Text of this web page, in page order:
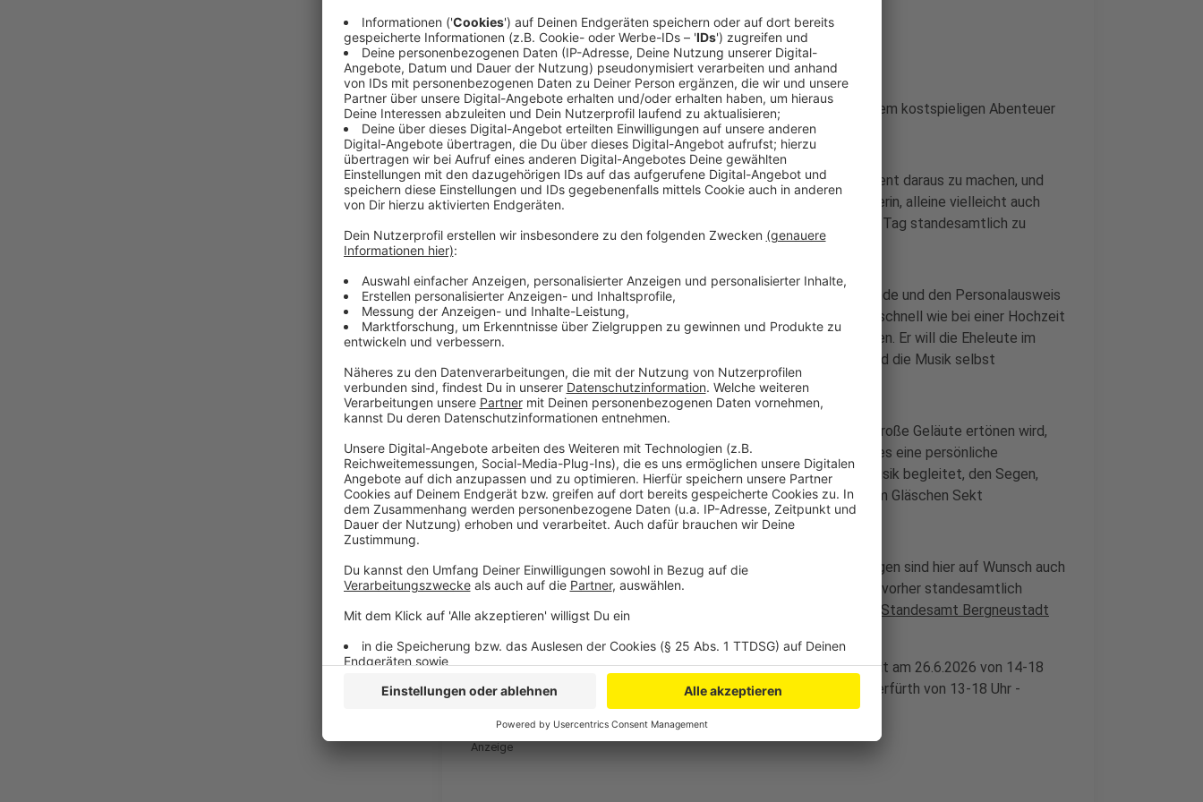
Anzeige
Damit ist die Hochzeit ein persönlicher Moment, aber ohne zu einem kostspieligen Abenteuer
zu werden, sagt Standesbeamtin Cornelia Dickmann:
Manche Paare scheuen sich halt an diesem Tag ein großes Event daraus zu machen, und
erhoffen sich dadurch dann mit ihrem Partner oder ihrer Partnerin, alleine vielleicht auch
oder mit ein wenig Gäste, hierhin zu kommen, direkt an diesem Tag standesamtlich zu
heiraten und auch dieses Angebot der Kirche wahrzunehmen.
Und wer schon standesamtlich verheiratet ist, bringt die Eheurkunde und den Personalausweis
mit und ist in 40 Minuten mit Planung und Trauung durch. Fast so schnell wie bei einer Hochzeit
in Las Vegas, aber viel persönlicher verspricht Pfarrer Marc Platten. Er will die Eheleute im
Vorgespräch kennenlernen und dann dürfen sie den Trauspruch und die Musik selbst
aussuchen, bevor die Zeremonie beginnt
Dann haben wir einen 20 minütigen Slot in der Kirche, wo das große Geläute ertönen wird,
wo das Paar zur Orgelmusik festlich einziehen wird, dann gibt es eine persönliche
Trauansprache, die Trauhandlung, das ganze wird durch Livemusik begleitet, den Segen,
ja und wenn man aus der Kirche rauskommt, wird man mit einem Gläschen Sekt
empfangen.
Hierfindet ihr Infos rund um die Kreuzkirche in Wiedenest. Trauungen sind hier auf Wunsch auch
an der Quelle oberhalb der Kirche und am Teich möglich. Wer sich vorher standesamtlich
trauen lassen will, soll sich mindestens zwei Wochen vorher beim Standesamt Bergneustadt
Für die kirchliche Zeremonie in der Kreuzkirche in Bergneustadt gilt am 26.6.2026 von 14-18
Uhr - genau wie übrigens am 27.06 in der Kirche am Markt in Wipperfürth von 13-18 Uhr -
vorbeikommen und einfach heiraten.
Anzeige